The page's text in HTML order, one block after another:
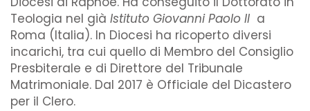
Teologia nel già Istituto Giovanni Paolo II a
Roma (Italia). In Diocesi ha ricoperto diversi
incarichi, tra cui quello di Membro del Consiglio
Presbiterale e di Direttore del Tribunale
Matrimoniale. Dal 2017 è Officiale del Dicastero
per il Clero.